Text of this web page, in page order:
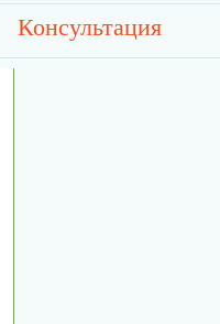
Консультация